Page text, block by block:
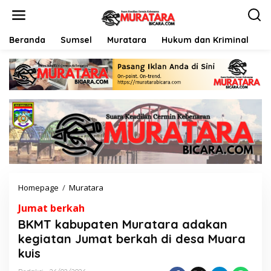
Beranda Sumsel Muratara Hukum dan Kriminal
Homepage / Muratara
T
k
a
Jumat berkah
BKMT kabupaten Muratara adakan
kegiatan Jumat berkah di desa Muara
kuis